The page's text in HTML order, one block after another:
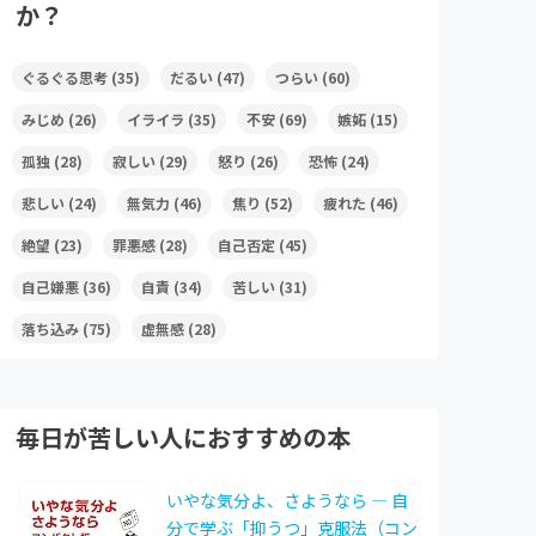
か？
ぐるぐる思考 (35) だるい (47) つらい (60)
みじめ (26) イライラ (35) 不安 (69) 嫉妬 (15)
孤独 (28) 寂しい (29) 怒り (26) 恐怖 (24)
悲しい (24) 無気力 (46) 焦り (52) 疲れた (46)
絶望 (23) 罪悪感 (28) 自己否定 (45)
自己嫌悪 (36) 自責 (34) 苦しい (31)
落ち込み (75) 虚無感 (28)
毎日が苦しい人におすすめの本
いやな気分よ、さようなら ― 自
分で学ぶ「抑うつ」克服法（コン